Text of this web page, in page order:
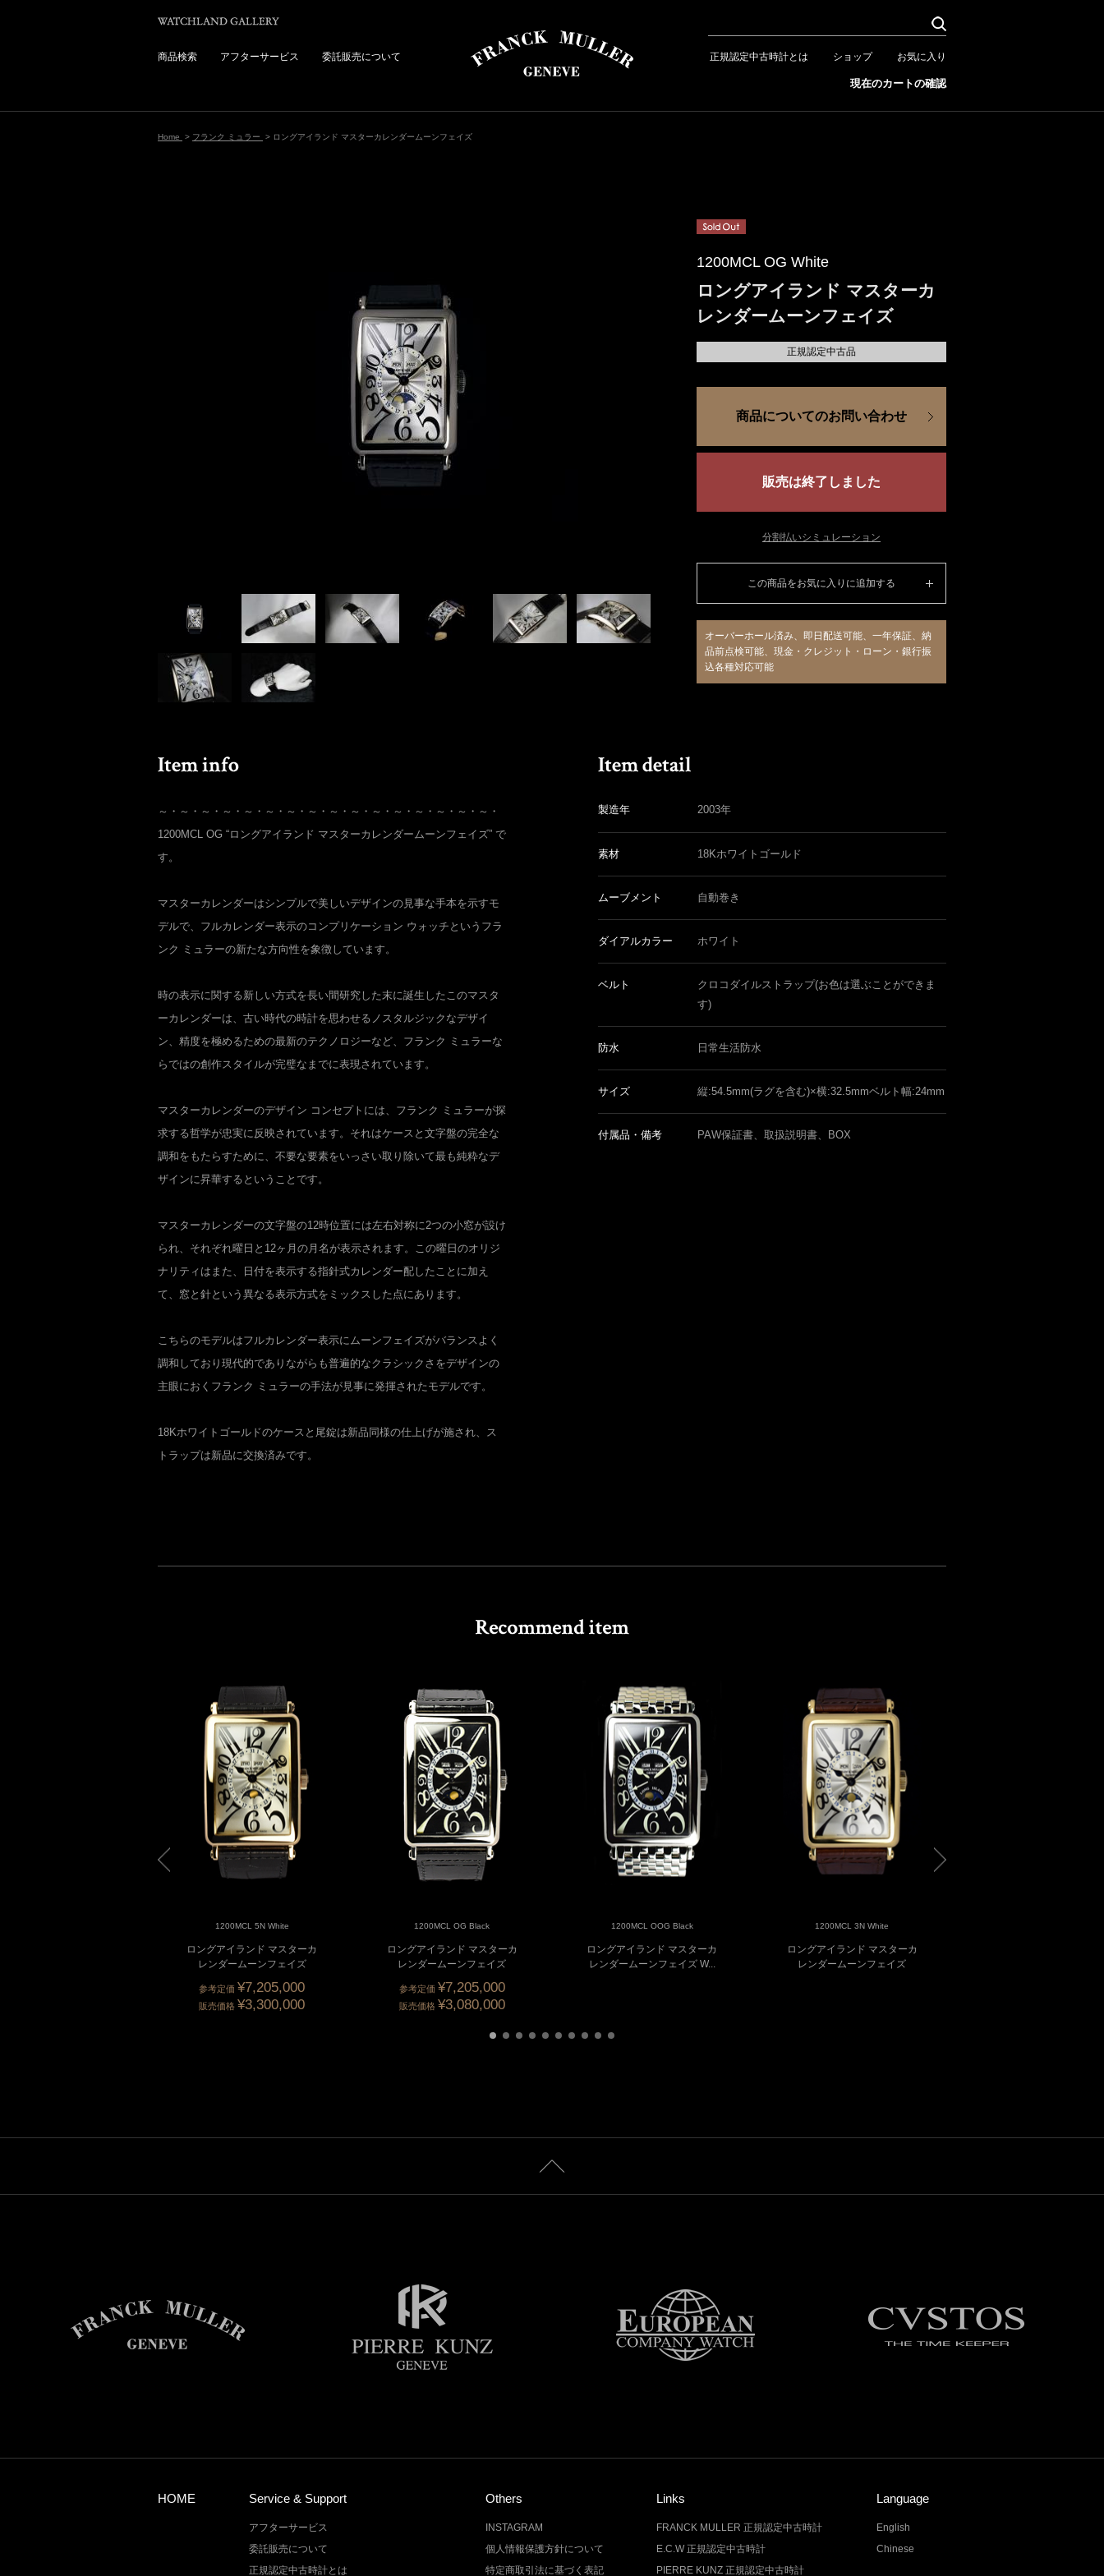
商品検索 アフターサービス 委託販売について 正規認定中古時計とは ショップ お気に入り
現在のカートの確認
Home > フランク ミュラー > ロングアイランド マスターカレンダームーンフェイズ
1200MCL OG White
ロングアイランド マスターカ
レンダームーンフェイズ
正規認定中古品
商品についてのお問い合わせ
販売は終了しました
分割払いシミュレーション
この商品をお気に入りに追加する
オーバーホール済み、即日配送可能、一年保証、納
品前点検可能、現金・クレジット・ローン・銀行振
込各種対応可能
～・～・～・～・～・～・～・～・～・～・～・～・～・～・～・～・
1200MCL OG “ロングアイランド マスターカレンダームーンフェイズ” で
す。
マスターカレンダーはシンプルで美しいデザインの見事な手本を示すモ
デルで、フルカレンダー表示のコンプリケーション ウォッチというフラ
ンク ミュラーの新たな方向性を象徴しています。
時の表示に関する新しい方式を長い間研究した末に誕生したこのマスタ
ーカレンダーは、古い時代の時計を思わせるノスタルジックなデザイ
ン、精度を極めるための最新のテクノロジーなど、フランク ミュラーな
らではの創作スタイルが完璧なまでに表現されています。
マスターカレンダーのデザイン コンセプトには、フランク ミュラーが探
求する哲学が忠実に反映されています。それはケースと文字盤の完全な
調和をもたらすために、不要な要素をいっさい取り除いて最も純粋なデ
ザインに昇華するということです。
マスターカレンダーの文字盤の12時位置には左右対称に2つの小窓が設け
られ、それぞれ曜日と12ヶ月の月名が表示されます。この曜日のオリジ
ナリティはまた、日付を表示する指針式カレンダー配したことに加え
て、窓と針という異なる表示方式をミックスした点にあります。
こちらのモデルはフルカレンダー表示にムーンフェイズがバランスよく
調和しており現代的でありながらも普遍的なクラシックさをデザインの
主眼におくフランク ミュラーの手法が見事に発揮されたモデルです。
18Kホワイトゴールドのケースと尾錠は新品同様の仕上げが施され、ス
トラップは新品に交換済みです。
製造年 2003年
素材 18Kホワイトゴールド
ムーブメント 自動巻き
ダイアルカラー ホワイト
ベルト
クロコダイルストラップ(お色は選ぶことができま
す)
防水 日常生活防水
サイズ 縦:54.5mm(ラグを含む)×横:32.5mmベルト幅:24mm
付属品・備考 PAW保証書、取扱説明書、BOX
1200MCL 5N White
ロングアイランド マスターカ
レンダームーンフェイズ
参考定価¥7,205,000
販売価格¥3,300,000
1200MCL OG Black
ロングアイランド マスターカ
レンダームーンフェイズ
参考定価 ¥7,205,000
販売価格 ¥3,080,000
1200MCL OOG Black
ロングアイランド マスターカ
レンダームーンフェイズ W...
1200MCL 3N White
ロングアイランド マスターカ
レンダームーンフェイズ
HOME Service & Support
アフターサービス
委託販売について
正規認定中古時計とは
Others
INSTAGRAM
個人情報保護方針について
特定商取引法に基づく表記
Links
FRANCK MULLER 正規認定中古時計
E.C.W 正規認定中古時計
PIERRE KUNZ 正規認定中古時計
Language
English
Chinese